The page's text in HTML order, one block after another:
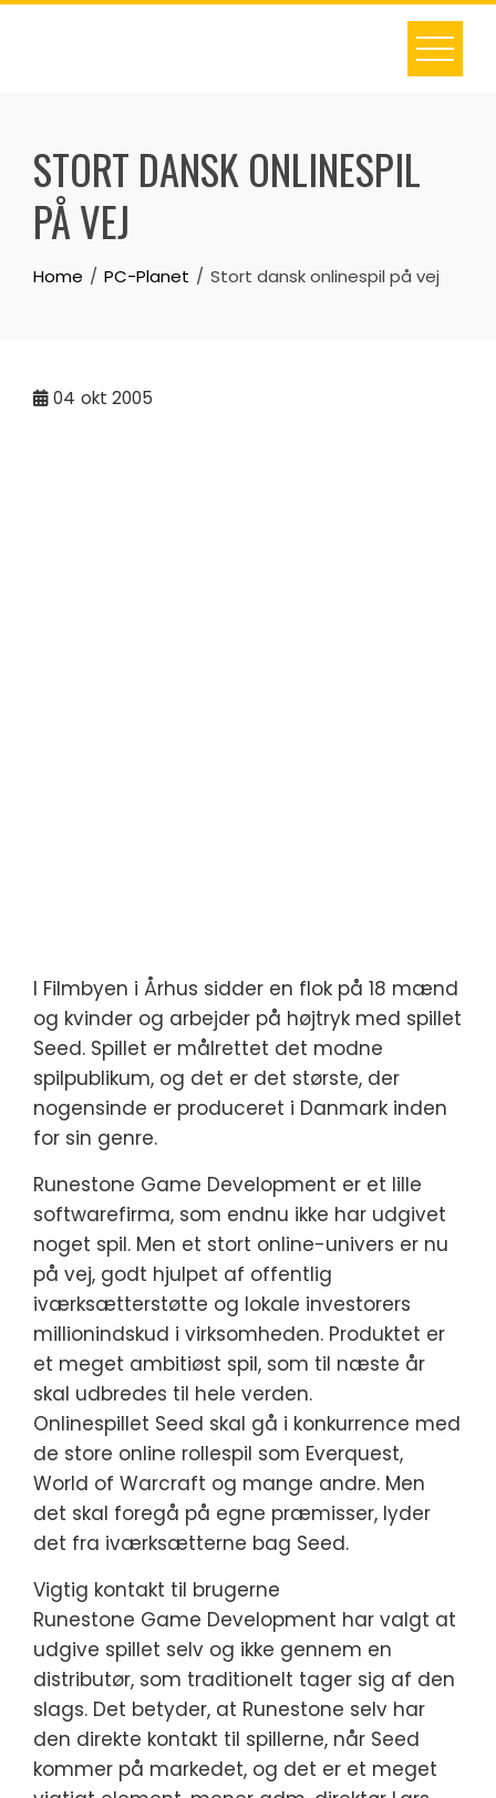
Skip
STORT DANSK ONLINESPIL
PÅ VEJ
Home PC-Planet Stort dansk onlinespil på vej
04 okt 2005
I Filmbyen i Århus sidder en flok på 18 mænd
og kvinder og arbejder på højtryk med spillet
Seed. Spillet er målrettet det modne
spilpublikum, og det er det største, der
nogensinde er produceret i Danmark inden
for sin genre.
Runestone Game Development er et lille
softwarefirma, som endnu ikke har udgivet
noget spil. Men et stort online-univers er nu
på vej, godt hjulpet af offentlig
iværksætterstøtte og lokale investorers
millionindskud i virksomheden. Produktet er
et meget ambitiøst spil, som til næste år
skal udbredes til hele verden.
Onlinespillet Seed skal gå i konkurrence med
de store online rollespil som Everquest,
World of Warcraft og mange andre. Men
det skal foregå på egne præmisser, lyder
det fra iværksætterne bag Seed.
Vigtig kontakt til brugerne
Runestone Game Development har valgt at
udgive spillet selv og ikke gennem en
distributør, som traditionelt tager sig af den
slags. Det betyder, at Runestone selv har
den direkte kontakt til spillerne, når Seed
kommer på markedet, og det er et meget